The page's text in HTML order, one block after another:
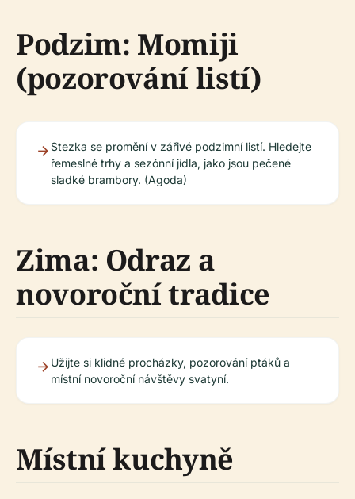
Podzim: Momiji
(pozorování listí)
Stezka se promění v zářivé podzimní listí. Hledejte
řemeslné trhy a sezónní jídla, jako jsou pečené
sladké brambory. (Agoda)
Zima: Odraz a
novoroční tradice
Užijte si klidné procházky, pozorování ptáků a
místní novoroční návštěvy svatyní.
Místní kuchyně